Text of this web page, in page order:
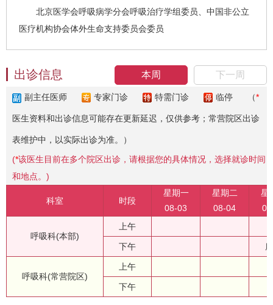
北京医学会呼吸病学分会呼吸治疗学组委员、中国非公立
医疗机构协会体外生命支持委员会委员
本周 下一周
出诊信息
副主任医师 专家门诊 特需门诊 临停 （*
医生资料和出诊信息可能存在更新延迟，仅供参考；常营院区出诊
表维护中，以实际出诊为准。）
(*该医生目前在多个院区出诊，请根据您的具体情况，选择就诊时间
和地点。)
科室 时段
星期一
08-03
星期二
08-04
星
呼吸科(本部)
上午
下午
呼吸科(常营院区)
上午
下午